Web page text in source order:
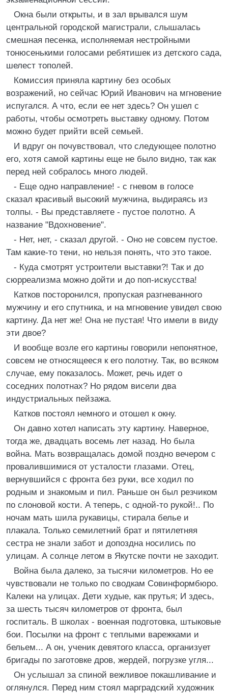
Окна были открыты, и в зал врывался шум
центральной городской магистрали, слышалась
смешная песенка, исполняемая нестройными
тонюсенькими голосами ребятишек из детского сада,
шелест тополей.
Комиссия приняла картину без особых
возражений, но сейчас Юрий Иванович на мгновение
испугался. А что, если ее нет здесь? Он ушел с
работы, чтобы осмотреть выставку одному. Потом
можно будет прийти всей семьей.
И вдруг он почувствовал, что следующее полотно
его, хотя самой картины еще не было видно, так как
перед ней собралось много людей.
- Еще одно направление! - с гневом в голосе
сказал красивый высокий мужчина, выдираясь из
толпы. - Вы представляете - пустое полотно. А
название "Вдохновение".
- Нет, нет, - сказал другой. - Оно не совсем пустое.
Там какие-то тени, но нельзя понять, что это такое.
- Куда смотрят устроители выставки?! Так и до
сюрреализма можно дойти и до поп-искусства!
Катков посторонился, пропуская разгневанного
мужчину и его спутника, и на мгновение увидел свою
картину. Да нет же! Она не пустая! Что имели в виду
эти двое?
И вообще возле его картины говорили непонятное,
совсем не относящееся к его полотну. Так, во всяком
случае, ему показалось. Может, речь идет о
соседних полотнах? Но рядом висели два
индустриальных пейзажа.
Катков постоял немного и отошел к окну.
Он давно хотел написать эту картину. Наверное,
тогда же, двадцать восемь лет назад. Но была
война. Мать возвращалась домой поздно вечером с
провалившимися от усталости глазами. Отец,
вернувшийся с фронта без руки, все ходил по
родным и знакомым и пил. Раньше он был резчиком
по слоновой кости. А теперь, с одной-то рукой!.. По
ночам мать шила рукавицы, стирала белье и
плакала. Только семилетний брат и пятилетняя
сестра не знали забот и допоздна носились по
улицам. А солнце летом в Якутске почти не заходит.
Война была далеко, за тысячи километров. Но ее
чувствовали не только по сводкам Совинформбюро.
Калеки на улицах. Дети худые, как прутья; И здесь,
за шесть тысяч километров от фронта, был
госпиталь. В школах - военная подготовка, штыковые
бои. Посылки на фронт с теплыми варежками и
бельем... А он, ученик девятого класса, организует
бригады по заготовке дров, жердей, погрузке угля...
Он услышал за спиной вежливое покашливание и
оглянулся. Перед ним стоял марградский художник